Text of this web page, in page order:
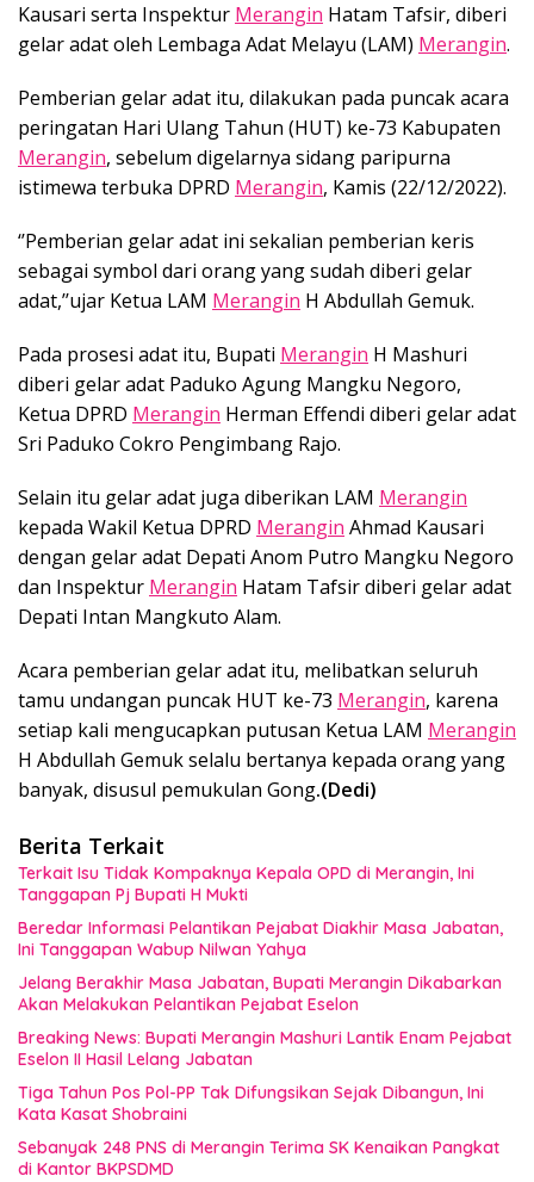
Kausari serta Inspektur Merangin Hatam Tafsir, diberi
gelar adat oleh Lembaga Adat Melayu (LAM) Merangin.
Pemberian gelar adat itu, dilakukan pada puncak acara
peringatan Hari Ulang Tahun (HUT) ke-73 Kabupaten
Merangin, sebelum digelarnya sidang paripurna
istimewa terbuka DPRD Merangin, Kamis (22/12/2022).
‘’Pemberian gelar adat ini sekalian pemberian keris
sebagai symbol dari orang yang sudah diberi gelar
adat,’’ujar Ketua LAM Merangin H Abdullah Gemuk.
Pada prosesi adat itu, Bupati Merangin H Mashuri
diberi gelar adat Paduko Agung Mangku Negoro,
Ketua DPRD Merangin Herman Effendi diberi gelar adat
Sri Paduko Cokro Pengimbang Rajo.
Selain itu gelar adat juga diberikan LAM Merangin
kepada Wakil Ketua DPRD Merangin Ahmad Kausari
dengan gelar adat Depati Anom Putro Mangku Negoro
dan Inspektur Merangin Hatam Tafsir diberi gelar adat
Depati Intan Mangkuto Alam.
Acara pemberian gelar adat itu, melibatkan seluruh
tamu undangan puncak HUT ke-73 Merangin, karena
setiap kali mengucapkan putusan Ketua LAM Merangin
H Abdullah Gemuk selalu bertanya kepada orang yang
banyak, disusul pemukulan Gong.(Dedi)
Berita Terkait
Terkait Isu Tidak Kompaknya Kepala OPD di Merangin, Ini
Tanggapan Pj Bupati H Mukti
Beredar Informasi Pelantikan Pejabat Diakhir Masa Jabatan,
Ini Tanggapan Wabup Nilwan Yahya
Jelang Berakhir Masa Jabatan, Bupati Merangin Dikabarkan
Akan Melakukan Pelantikan Pejabat Eselon
Breaking News: Bupati Merangin Mashuri Lantik Enam Pejabat
Eselon II Hasil Lelang Jabatan
Tiga Tahun Pos Pol-PP Tak Difungsikan Sejak Dibangun, Ini
Kata Kasat Shobraini
Sebanyak 248 PNS di Merangin Terima SK Kenaikan Pangkat
di Kantor BKPSDMD